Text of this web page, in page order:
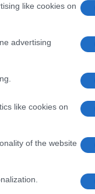
like cookies on
advertising
like cookies on
of the website
ma
di spazi
calore,
in